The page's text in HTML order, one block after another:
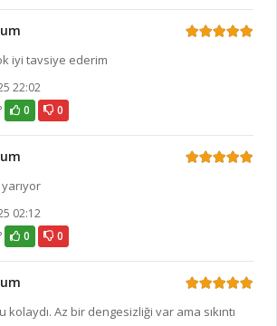
iyi tavsiye ederim
22:02
0 0
02:12
0 0
Az bir dengesizliği var ama sıkıntı